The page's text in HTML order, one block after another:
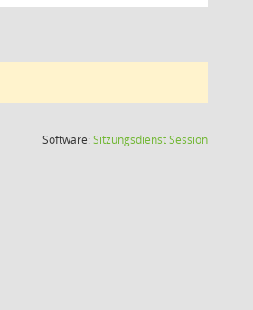
Software:SitzungsdienstSession(Wird in